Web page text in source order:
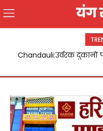
Chandauli:उर्वरक दुकानों